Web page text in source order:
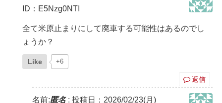
ID：E5Nzg0NTI
全て米原止まりにして廃車する可能性はあるのでし
ょうか？
Like +6
返信
名前:匿名: 投稿日：2026/02/23(月)